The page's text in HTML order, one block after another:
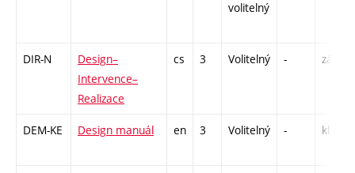
volitelný
DIR-N
Design–
Intervence–
Realizace
cs 3 Volitelný - zá
DEM-KE Design manuál en 3 Volitelný - kl